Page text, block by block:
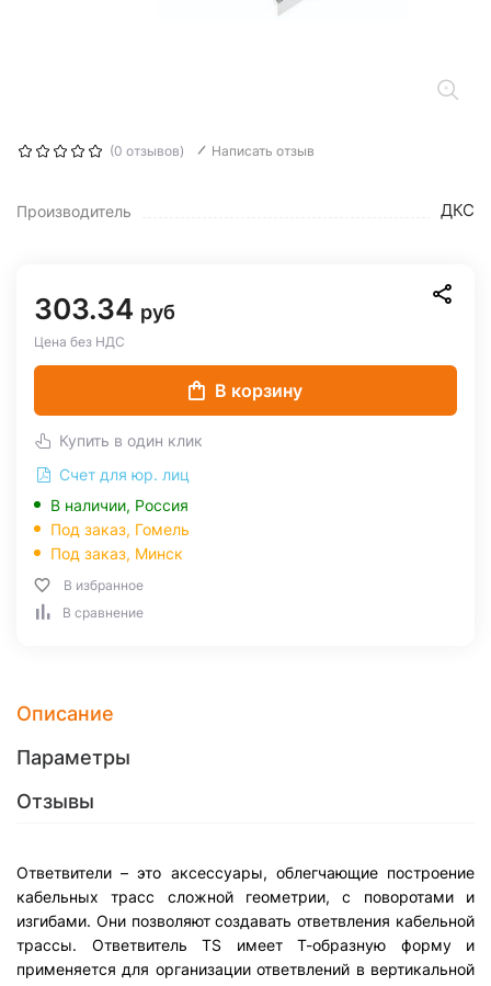
(0 отзывов) Написать отзыв
Производитель ДКС
303.34 руб
Цена без НДС
В корзину
Купить в один клик
Счет для юр. лиц
В наличии, Россия
Под заказ, Гомель
Под заказ, Минск
В избранное
В сравнение
Описание
Параметры
Отзывы
Ответвители – это аксессуары, облегчающие построение
кабельных трасс сложной геометрии, с поворотами и
изгибами. Они позволяют создавать ответвления кабельной
трассы. Ответвитель TS имеет Т-образную форму и
применяется для организации ответвлений в вертикальной